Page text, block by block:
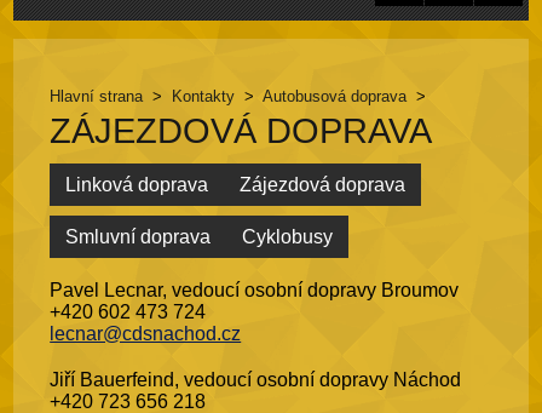
Hlavní strana> Kontakty >Autobusová doprava>
ZÁJEZDOVÁ DOPRAVA
Linková doprava Zájezdová doprava
Smluvní doprava Cyklobusy
Pavel Lecnar, vedoucí osobní dopravy Broumov
+420 602 473 724
lecnar@cdsnachod.cz
Jiří Bauerfeind, vedoucí osobní dopravy Náchod
+420 723 656 218